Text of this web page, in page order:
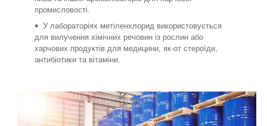
промисловості.
У лабораторіях метіленхлорид використовується
для вилучення хімічних речовин із рослин або
харчових продуктів для медицини, як-от стероїди,
антибіотики та вітаміни.